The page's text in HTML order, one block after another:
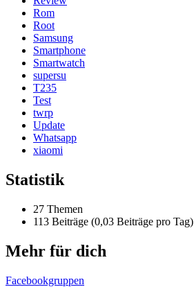
Rom
Root
Samsung
Smartphone
Smartwatch
supersu
T235
Test
twrp
Update
Whatsapp
xiaomi
Statistik
27 Themen
113 Beiträge (0,03 Beiträge pro Tag)
Mehr für dich
Facebookgruppen